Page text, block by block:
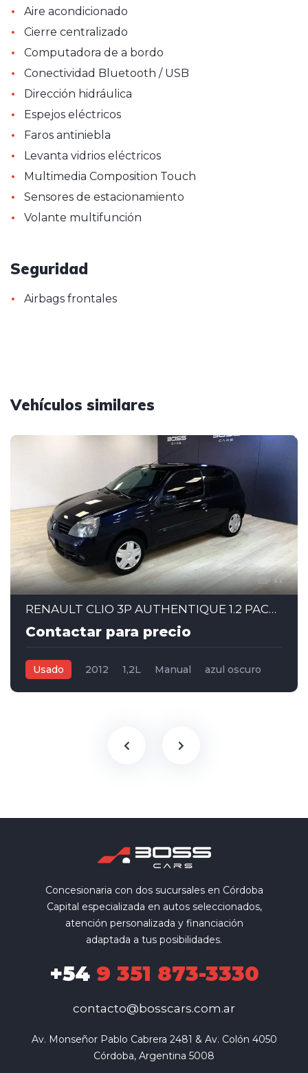
• Aire acondicionado
• Cierre centralizado
• Computadora de a bordo
• Conectividad Bluetooth / USB
• Dirección hidráulica
• Espejos eléctricos
• Faros antiniebla
• Levanta vidrios eléctricos
• Multimedia Composition Touch
• Sensores de estacionamiento
• Volante multifunción
Seguridad
• Airbags frontales
Vehículos similares
11
RENAULT CLIO 3P AUTHENTIQUE 1.2 PACK I – 2012
Contactar para precio
Usado 2012 1,2L Manual
azul oscuro
Concesionaria con dos sucursales en Córdoba
Capital especializada en autos seleccionados,
atención personalizada y financiación
adaptada a tus posibilidades.
+549 351 873-3330
contacto@bosscars.com.ar
Av. Monseñor Pablo Cabrera 2481 & Av. Colón 4050
Córdoba, Argentina 5008